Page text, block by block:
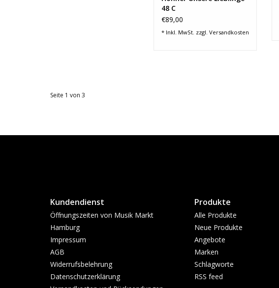
48 C
€89,00
* Inkl. MwSt. zzgl. Versandkosten
Seite 1 von 3
Kundendienst
Öffnungszeiten von Musik Markt
Hamburg
Impressum
AGB
Widerrufsbelehrung
Datenschutzerklärung
Produkte
Alle Produkte
Neue Produkte
Angebote
Marken
Schlagworte
RSS feed